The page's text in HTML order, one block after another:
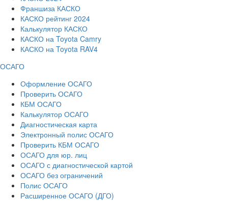
Франшиза КАСКО
КАСКО рейтинг 2024
Калькулятор КАСКО
КАСКО на Toyota Camry
КАСКО на Toyota RAV4
ОСАГО
Оформление ОСАГО
Проверить ОСАГО
КБМ ОСАГО
Калькулятор ОСАГО
Диагностическая карта
Электронный полис ОСАГО
Проверить КБМ ОСАГО
ОСАГО для юр. лиц
ОСАГО с диагностической картой
ОСАГО без ограничений
Полис ОСАГО
Расширенное ОСАГО (ДГО)